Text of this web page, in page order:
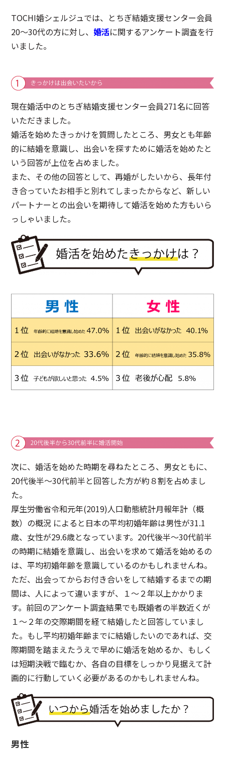
◯センターへのアクセス
TOCHI婚シェルジュでは、とちぎ結婚支援センター会員
20～30代の方に対し、婚活に関するアンケート調査を行
いました。
現在婚活中のとちぎ結婚支援センター会員271名に回答
いただきました。
婚活を始めたきっかけを質問したところ、男女とも年齢
的に結婚を意識し、出会いを探すために婚活を始めたと
いう回答が上位を占めました。
また、その他の回答として、再婚がしたいから、長年付
き合っていたお相手と別れてしまったからなど、新しい
パートナーとの出会いを期待して婚活を始めた方もいら
っしゃいました。
次に、婚活を始めた時期を尋ねたところ、男女ともに、
20代後半～30代前半と回答した方が約８割を占めまし
た。
厚生労働省令和元年(2019)人口動態統計月報年計（概
数）の概況 によると日本の平均初婚年齢は男性が31.1
歳、女性が29.6歳となっています。20代後半～30代前半
の時期に結婚を意識し、出会いを求めて婚活を始めるの
は、平均初婚年齢を意識しているのかもしれませんね。
ただ、出会ってからお付き合いをして結婚するまでの期
間は、人によって違いますが、１～２年以上かかりま
す。前回のアンケート調査結果でも既婚者の半数近くが
１～２年の交際期間を経て結婚したと回答していまし
た。もし平均初婚年齢までに結婚したいのであれば、交
際期間を踏まえたうえで早めに婚活を始めるか、もしく
は短期決戦で臨むか、各自の目標をしっかり見据えて計
画的に行動していく必要があるのかもしれませんね。
男性